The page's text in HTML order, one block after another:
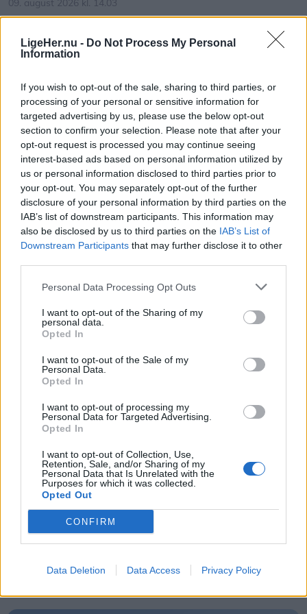
LigeHer.nu - Do Not Process My Personal
Information
If you wish to opt-out of the sale, sharing to third parties, or
processing of your personal or sensitive information for
targeted advertising by us, please use the below opt-out
section to confirm your selection. Please note that after your
opt-out request is processed you may continue seeing
interest-based ads based on personal information utilized by
us or personal information disclosed to third parties prior to
your opt-out. You may separately opt-out of the further
disclosure of your personal information by third parties on the
IAB’s list of downstream participants. This information may
also be disclosed by us to third parties on the IAB’s List of
Downstream Participants that may further disclose it to other
Personal Data Processing Opt Outs
I want to opt-out of the Sharing of my
personal data.
Opted In
I want to opt-out of the Sale of my
Personal Data.
Opted In
I want to opt-out of processing my
Personal Data for Targeted Advertising.
Opted In
I want to opt-out of Collection, Use,
Retention, Sale, and/or Sharing of my
Personal Data that Is Unrelated with the
Purposes for which it was collected.
Opted Out
CONFIRM
Data Deletion Data Access Privacy Policy
- Problemet har stået på i flere år, hvor vi har haft
en løbende dialog med Park & Vej hos
Mariagerfjord Kommune. Vi tager dem da også
øjne kan se problemerne. Men det er som om, at
der ikke sker noget. Sådan føler vi det i hvert fald,
og det understreges vel også af, at der fortsat
sker ulykker blandt de besøgende i gågaden,
tilføjer Peter Møller.
Formand: Fejl i belægning rettes løbende
Vi har forelagt kritikken for Park & Vej hos
Mariagerfjord Kommune, der ikke ønsker at udtale
De har i stedet henvist til Mariagerfjord
Kommunes kommunikationsafdeling, hvorfra
(Danmarksdemokraterne), 1. Viceborgmester og
formand for Udvalget for Teknik og Miljø.
- Problemet er nyt for mig, men jeg har undersøgt
fra flere forskellige sider er blevet gjort
opmærksom på udfordringerne med fejl i
belægningen i gågaden, ligesom der har været
melding om et enkelt uheld denne sommer. Det
skal jeg naturligvis beklage.
redningsberedskaber i Nordjylland blev hurtigere
til at sende det første køretøj af sted i 2025.
Det viser Beredskabsstyrelsens nye opgørelse,
Redningsberedskabet i tal 2025, hvor Region
Nordjylland er den region, der havde den mest
positive udvikling.
Det oplyser Beredskabet i en pressemeddelelse.
Den gennemsnitlige afgangstid faldt fra 3
minutter og 36 sekunder i 2024 til 3 minutter og
32 sekunder i 2025.
første køretøj forlod brandstationen inden for ét
minut, fra 18 til 20 procent.
Andelen af udrykninger inden for fem minutter
Udviklingen står i kontrast til resten af landet, hvor
den gennemsnitlige afgangstid steg med to
sekunder til 2 minutter og 41 sekunder.
Aalborg blandt de hurtigste
Aalborg havde en af de største forbedringer
blandt landets større kommuner.
Vis mere
Kategorier
Events
Mennesker
Shopping
Mad & drikke
Nyeste